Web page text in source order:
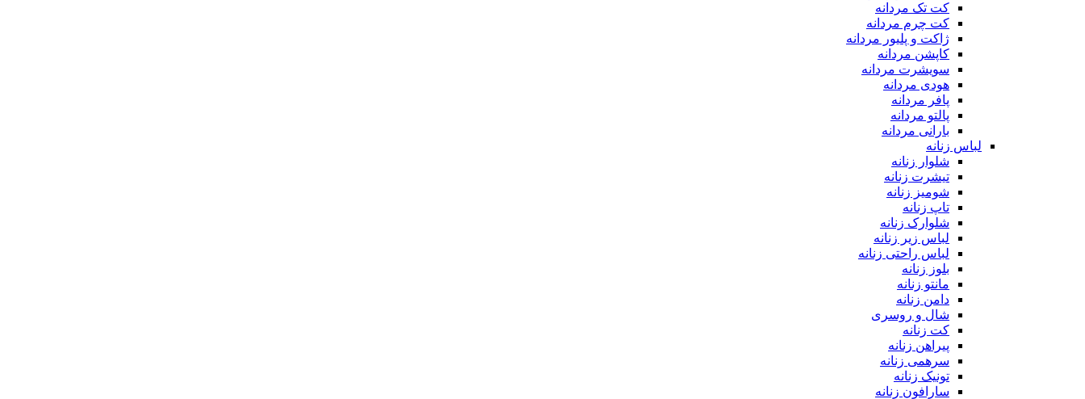
کت تک مردانه
کت چرم مردانه
ژاکت و پلیور مردانه
کاپشن مردانه
سویشرت مردانه
هودی مردانه
پافر مردانه
پالتو مردانه
بارانی مردانه
لباس زنانه
شلوار زنانه
تیشرت زنانه
شومیز زنانه
تاپ زنانه
شلوارک زنانه
لباس زیر زنانه
لباس راحتی زنانه
بلوز زنانه
مانتو زنانه
دامن زنانه
شال و روسری
کت زنانه
پیراهن زنانه
سرهمی زنانه
تونیک زنانه
سارافون زنانه